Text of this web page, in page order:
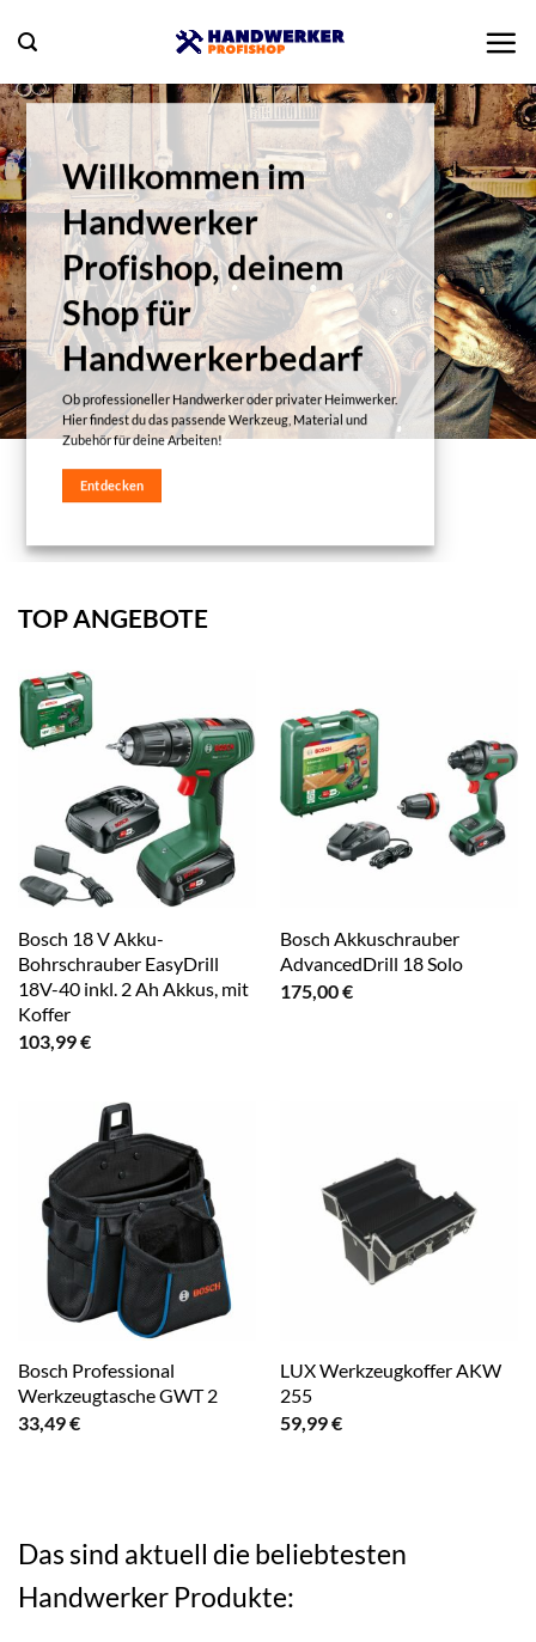
Inhalt
springen
Willkommen im
Handwerker
Profishop, deinem
Shop für
Handwerkerbedarf
Ob professioneller Handwerker oder privater Heimwerker.
Hier findest du das passende Werkzeug, Material und
Zubehör für deine Arbeiten!
Entdecken
TOP ANGEBOTE
Bosch 18 V Akku-
Bohrschrauber EasyDrill
18V-40 inkl. 2 Ah Akkus, mit
Koffer
103,99€
Bosch Akkuschrauber
AdvancedDrill 18 Solo
175,00€
Bosch Professional
Werkzeugtasche GWT 2
33,49€
LUX Werkzeugkoffer AKW
255
59,99€
Das sind aktuell die beliebtesten
Handwerker Produkte: